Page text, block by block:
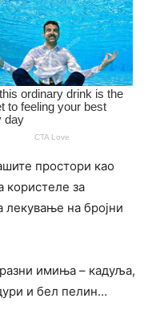
простори као
користеле за
лекување на бројни
имиња – кадуља,
и бел пелин…